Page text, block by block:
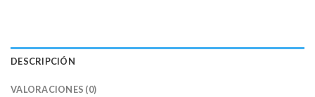
DESCRIPCIÓN
VALORACIONES (0)